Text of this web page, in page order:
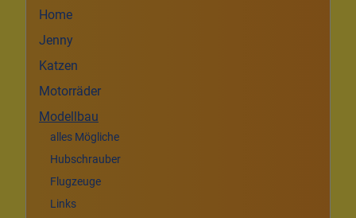
Home
Jenny
Katzen
Motorräder
Modellbau
alles Mögliche
Hubschrauber
Flugzeuge
Links